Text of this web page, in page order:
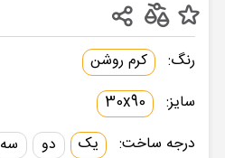
رنگ:
کرم روشن
سایز:
30x90
درجه ساخت:
یک دو سه